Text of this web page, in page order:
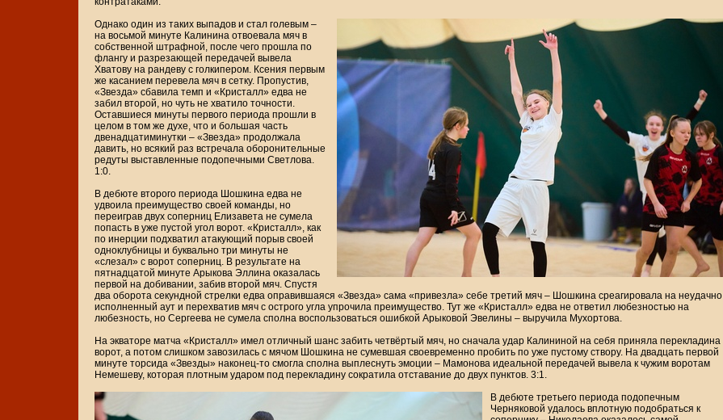
Однако один из таких выпадов и стал голевым –
на восьмой минуте Калинина отвоевала мяч в
собственной штрафной, после чего прошла по
флангу и разрезающей передачей вывела
Хватову на рандеву с голкипером. Ксения первым
же касанием перевела мяч в сетку. Пропустив,
«Звезда» сбавила темп и «Кристалл» едва не
забил второй, но чуть не хватило точности.
Оставшиеся минуты первого периода прошли в
целом в том же духе, что и большая часть
двенадцатиминутки – «Звезда» продолжала
давить, но всякий раз встречала оборонительные
редуты выставленные подопечными Светлова.
1:0.
В дебюте второго периода Шошкина едва не
удвоила преимущество своей команды, но
переиграв двух соперниц Елизавета не сумела
попасть в уже пустой угол ворот. «Кристалл», как
по инерции подхватил атакующий порыв своей
одноклубницы и буквально три минуты не
«слезал» с ворот соперниц. В результате на
пятнадцатой минуте Арыкова Эллина оказалась
первой на добивании, забив второй мяч. Спустя
два оборота секундной стрелки едва оправившаяся «Звезда» сама «привезла» себе третий мяч – Шошкина среагировала на неудачно
исполненный аут и перехватив мяч с острого угла упрочила преимущество. Тут же «Кристалл» едва не ответил любезностью на
любезность, но Сергеева не сумела сполна воспользоваться ошибкой Арыковой Эвелины – выручила Мухортова.
На экваторе матча «Кристалл» имел отличный шанс забить четвёртый мяч, но сначала удар Калининой на себя приняла перекладина
ворот, а потом слишком завозилась с мячом Шошкина не сумевшая своевременно пробить по уже пустому створу. На двадцать первой
минуте торсида «Звезды» наконец-то смогла сполна выплеснуть эмоции – Мамонова идеальной передачей вывела к чужим воротам
Немешеву, которая плотным ударом под перекладину сократила отставание до двух пунктов. 3:1.
В дебюте третьего периода подопечным
Черняковой удалось вплотную подобраться к